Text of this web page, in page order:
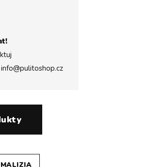
info@pulitoshop.cz